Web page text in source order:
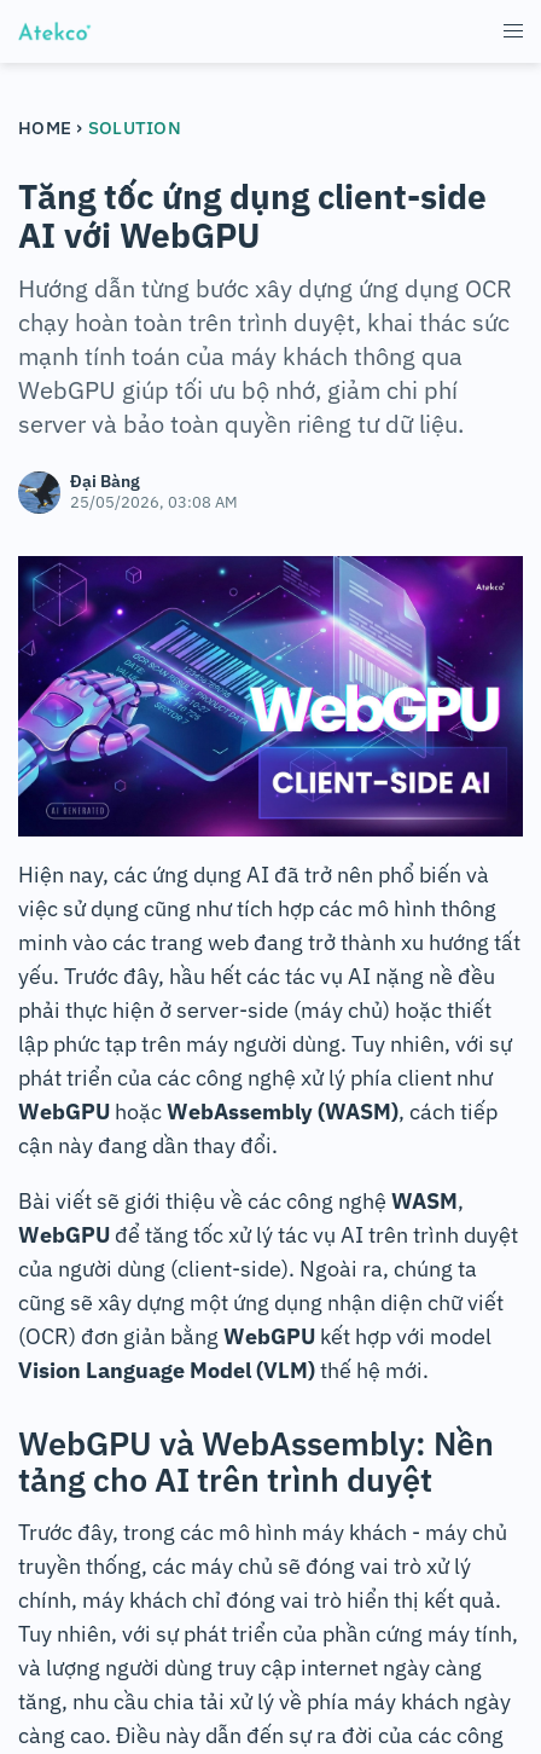
HOME › SOLUTION
Tăng tốc ứng dụng client-side
AI với WebGPU
Hướng dẫn từng bước xây dựng ứng dụng OCR
chạy hoàn toàn trên trình duyệt, khai thác sức
mạnh tính toán của máy khách thông qua
WebGPU giúp tối ưu bộ nhớ, giảm chi phí
server và bảo toàn quyền riêng tư dữ liệu.
Đại Bàng
25/05/2026, 03:08 AM
Hiện nay, các ứng dụng AI đã trở nên phổ biến và
việc sử dụng cũng như tích hợp các mô hình thông
minh vào các trang web đang trở thành xu hướng tất
yếu. Trước đây, hầu hết các tác vụ AI nặng nề đều
phải thực hiện ở server-side (máy chủ) hoặc thiết
lập phức tạp trên máy người dùng. Tuy nhiên, với sự
phát triển của các công nghệ xử lý phía client như
WebGPU hoặcWebAssembly (WASM), cách tiếp
cận này đang dần thay đổi.
Bài viết sẽ giới thiệu về các công nghệ WASM,
WebGPU để tăng tốc xử lý tác vụ AI trên trình duyệt
của người dùng (client-side). Ngoài ra, chúng ta
cũng sẽ xây dựng một ứng dụng nhận diện chữ viết
(OCR) đơn giản bằng WebGPU kết hợp với model
Vision Language Model (VLM)thế hệ mới.
WebGPU và WebAssembly: Nền
tảng cho AI trên trình duyệt
Trước đây, trong các mô hình máy khách - máy chủ
truyền thống, các máy chủ sẽ đóng vai trò xử lý
chính, máy khách chỉ đóng vai trò hiển thị kết quả.
Tuy nhiên, với sự phát triển của phần cứng máy tính,
và lượng người dùng truy cập internet ngày càng
tăng, nhu cầu chia tải xử lý về phía máy khách ngày
càng cao. Điều này dẫn đến sự ra đời của các công